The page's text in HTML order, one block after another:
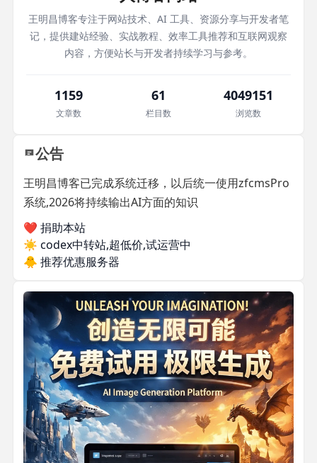
王明昌博客专注于网站技术、AI 工具、资源分享与开发者笔
记，提供建站经验、实战教程、效率工具推荐和互联网观察
内容，方便站长与开发者持续学习与参考。
1159
文章数
61
栏目数
4049151
浏览数
公告
王明昌博客已完成系统迁移，以后统一使用zfcmsPro
系统,2026将持续输出AI方面的知识
❤️ 捐助本站
☀️ codex中转站,超低价,试运营中
🐥 推荐优惠服务器